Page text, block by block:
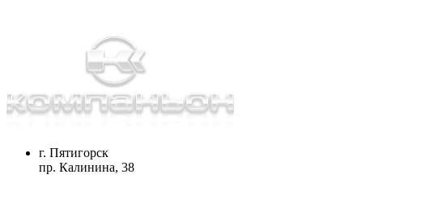
г. Пятигорск
пр. Калинина, 38